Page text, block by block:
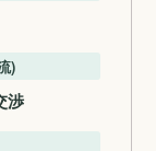
)
渉